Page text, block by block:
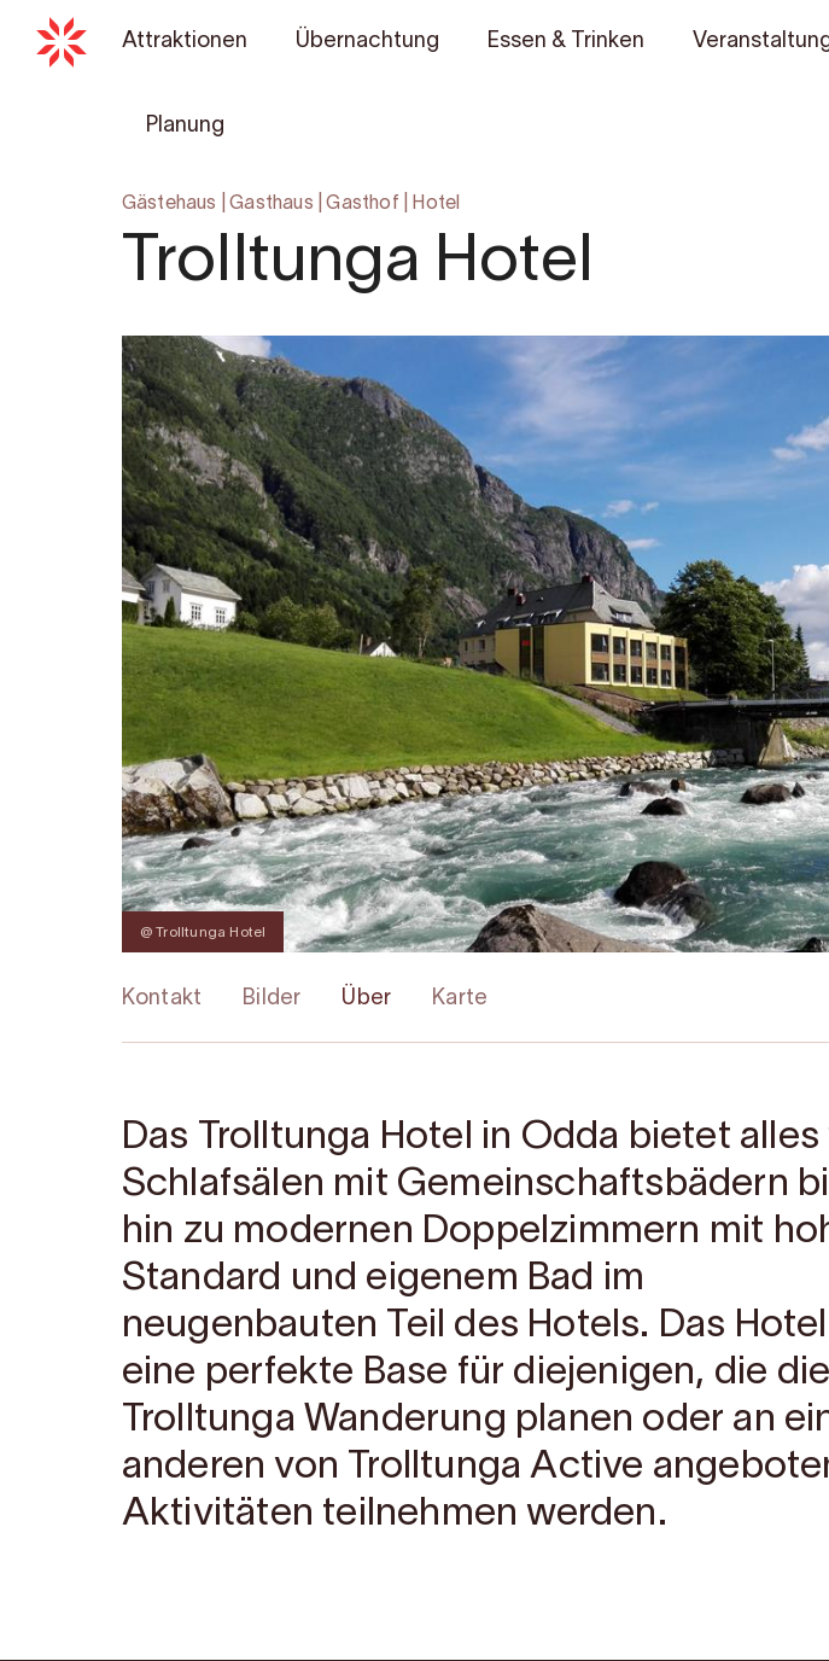
Attraktionen Übernachtung Essen & Trinken
Planung
Gästehaus |Gasthaus |Gasthof Hotel
Trolltunga Hotel
@ Trolltunga Hotel
Kontakt Bilder Über Karte
Das Trolltunga Hotel in Odda bietet alles
Schlafsälen mit Gemeinschaftsbädern
hin zu modernen Doppelzimmern mit
Standard und eigenem Bad im
neugenbauten Teil des Hotels. Das
eine perfekte Base für diejenigen, die die
Trolltunga Wanderung planen oder an
anderen von Trolltunga Active
Aktivitäten teilnehmen werden.